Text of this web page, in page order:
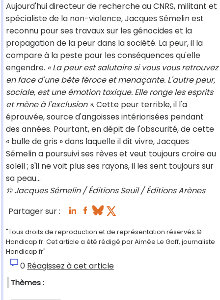
Aujourd'hui directeur de recherche au CNRS, militant et
spécialiste de la non-violence, Jacques Sémelin est
reconnu pour ses travaux sur les génocides et la
propagation de la peur dans la société. La peur, il la
compare à la peste pour les conséquences qu'elle
engendre. « La peur est salutaire si vous vous retrouvez
en face d'une bête féroce et menaçante. L'autre peur,
sociale, est une émotion toxique. Elle ronge les esprits
et mène à l'exclusion ». Cette peur terrible, il l'a
éprouvée, source d'angoisses intériorisées pendant
des années. Pourtant, en dépit de l'obscurité, de cette
« bulle de gris » dans laquelle il dit vivre, Jacques
Sémelin a poursuivi ses rêves et veut toujours croire au
soleil ; s'il ne voit plus ses rayons, il les sent toujours sur
sa peau...
© Jacques Sémelin / Éditions Seuil / Éditions Arènes
Partager sur :
"Tous droits de reproduction et de représentation réservés.©
Handicap.fr. Cet article a été rédigé par Aimée Le Goff, journaliste
Handicap.fr"
0 Réagissez à cet article
Thèmes :